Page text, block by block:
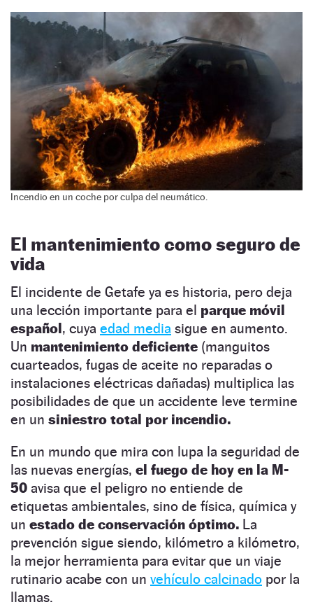
Incendio en un coche por culpa del neumático.
El mantenimiento como seguro de
vida
El incidente de Getafe ya es historia, pero deja
una lección importante para el parque móvil
español, cuya edad media sigue en aumento.
Un mantenimiento deficiente (manguitos
cuarteados, fugas de aceite no reparadas o
instalaciones eléctricas dañadas) multiplica las
posibilidades de que un accidente leve termine
en un siniestro total por incendio.
En un mundo que mira con lupa la seguridad de
las nuevas energías, el fuego de hoy en la M-
50 avisa que el peligro no entiende de
etiquetas ambientales, sino de física, química y
un estado de conservación óptimo. La
prevención sigue siendo, kilómetro a kilómetro,
la mejor herramienta para evitar que un viaje
rutinario acabe con un vehículo calcinado por la
llamas.